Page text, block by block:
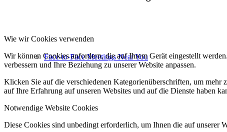
Face-to-Face Meetings Near You
Wie wir Cookies verwenden
Wir können Cookies anfordern, die auf Ihrem Gerät eingestellt
verbessern und Ihre Beziehung zu unserer Website anpassen.
Klicken Sie auf die verschiedenen Kategorienüberschriften, um
auf Ihre Erfahrung auf unseren Websites und auf die Dienste haben
Notwendige Website Cookies
Diese Cookies sind unbedingt erforderlich, um Ihnen die auf unserer